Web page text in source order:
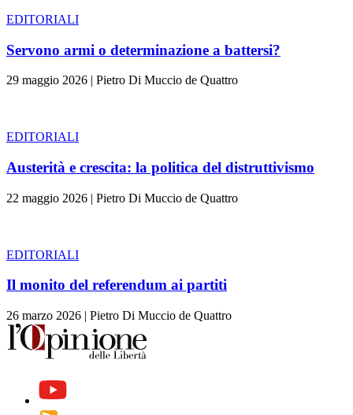
EDITORIALI
Servono armi o determinazione a battersi?
29 maggio 2026 | Pietro Di Muccio de Quattro
EDITORIALI
Austerità e crescita: la politica del distruttivismo
22 maggio 2026 | Pietro Di Muccio de Quattro
EDITORIALI
Il monito del referendum ai partiti
26 marzo 2026 | Pietro Di Muccio de Quattro